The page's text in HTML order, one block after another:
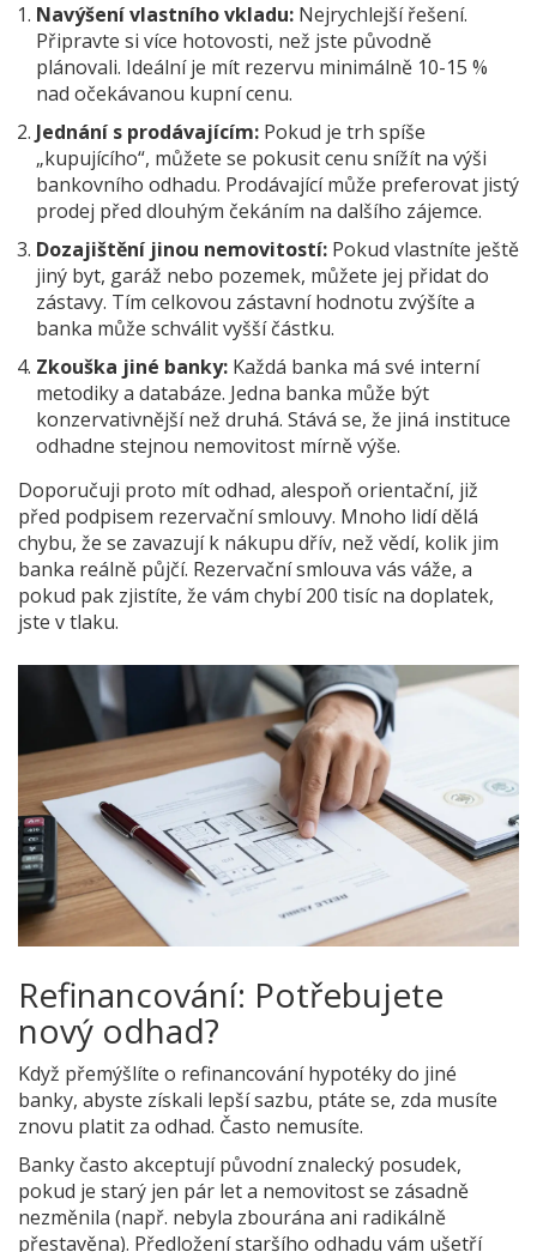
Navýšení vlastního vkladu: Nejrychlejší řešení.
Připravte si více hotovosti, než jste původně
plánovali. Ideální je mít rezervu minimálně 10-15 %
nad očekávanou kupní cenu.
Jednání s prodávajícím: Pokud je trh spíše
„kupujícího“, můžete se pokusit cenu snížít na výši
bankovního odhadu. Prodávající může preferovat jistý
prodej před dlouhým čekáním na dalšího zájemce.
Dozajištění jinou nemovitostí: Pokud vlastníte ještě
jiný byt, garáž nebo pozemek, můžete jej přidat do
zástavy. Tím celkovou zástavní hodnotu zvýšíte a
banka může schválit vyšší částku.
Zkouška jiné banky: Každá banka má své interní
metodiky a databáze. Jedna banka může být
konzervativnější než druhá. Stává se, že jiná instituce
odhadne stejnou nemovitost mírně výše.
Doporučuji proto mít odhad, alespoň orientační, již
před podpisem rezervační smlouvy. Mnoho lidí dělá
chybu, že se zavazují k nákupu dřív, než vědí, kolik jim
banka reálně půjčí. Rezervační smlouva vás váže, a
pokud pak zjistíte, že vám chybí 200 tisíc na doplatek,
jste v tlaku.
Refinancování: Potřebujete
nový odhad?
Když přemýšlíte o refinancování hypotéky do jiné
banky, abyste získali lepší sazbu, ptáte se, zda musíte
znovu platit za odhad. Často nemusíte.
Banky často akceptují původní znalecký posudek,
pokud je starý jen pár let a nemovitost se zásadně
nezměnila (např. nebyla zbourána ani radikálně
přestavěna). Předložení staršího odhadu vám ušetří